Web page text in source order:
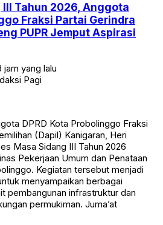
Tahun 2026, Anggota
Fraksi Partai Gerindra
PUPR Jemput Aspirasi
jam yang lalu
Pagi
DPRD Kota Probolinggo Fraksi
(Dapil) Kanigaran, Heri
Masa Sidang III Tahun 2026
Pekerjaan Umum dan Penataan
Kegiatan tersebut menjadi
menyampaikan berbagai
pembangunan infrastruktur dan
permukiman. Juma’at